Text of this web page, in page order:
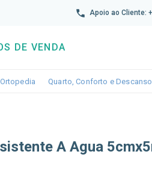
Apoio ao Cliente:
DE VENDA
dropdown
Ortopedia Toggle dropdown
Quarto, Conforto e Descanso
A Agua